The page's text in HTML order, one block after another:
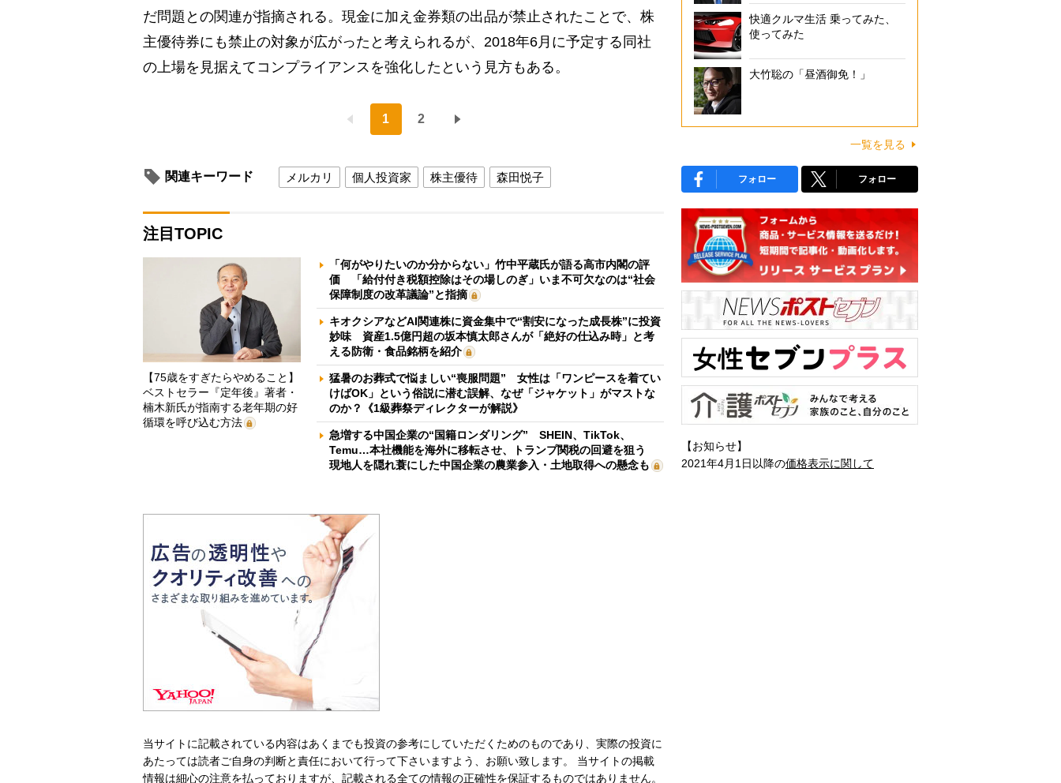
だ問題との関連が指摘される。現金に加え金券類の出品が禁止されたことで、株
主優待券にも禁止の対象が広がったと考えられるが、2018年6月に予定する同社
の上場を見据えてコンプライアンスを強化したという見方もある。
1 2
関連キーワード メルカリ 個人投資家 株主優待 森田悦子
注目TOPIC
【75歳をすぎたらやめること】
ベストセラー『定年後』著者・
楠木新氏が指南する老年期の好
循環を呼び込む方法
「何がやりたいのか分からない」竹中平蔵氏が語る高市内閣の評
価 「給付付き税額控除はその場しのぎ」いま不可欠なのは“社会
保障制度の改革議論”と指摘
キオクシアなどAI関連株に資金集中で“割安になった成長株”に投資
妙味 資産1.5億円超の坂本慎太郎さんが「絶好の仕込み時」と考
える防衛・食品銘柄を紹介
猛暑のお葬式で悩ましい“喪服問題” 女性は「ワンピースを着てい
けばOK」という俗説に潜む誤解、なぜ「ジャケット」がマストな
のか？《1級葬祭ディレクターが解説》
急増する中国企業の“国籍ロンダリング” SHEIN、TikTok、
Temu…本社機能を海外に移転させ、トランプ関税の回避を狙う
現地人を隠れ蓑にした中国企業の農業参入・土地取得への懸念も
当サイトに記載されている内容はあくまでも投資の参考にしていただくためのものであり、実際の投資に
あたっては読者ご自身の判断と責任において行って下さいますよう、お願い致します。 当サイトの掲載
情報は細心の注意を払っておりますが、記載される全ての情報の正確性を保証するものではありません。
快適クルマ生活 乗ってみた、
使ってみた
大竹聡の「昼酒御免！」
一覧を見る
フォロー フォロー
【お知らせ】
2021年4月1日以降の価格表示に関して